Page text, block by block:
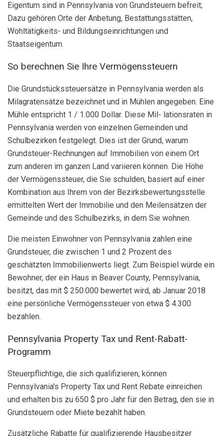
Eigentum sind in Pennsylvania von Grundsteuern befreit;
Dazu gehören Orte der Anbetung, Bestattungsstätten,
Wohltätigkeits- und Bildungseinrichtungen und
Staatseigentum.
So berechnen Sie Ihre Vermögenssteuern
Die Grundstückssteuersätze in Pennsylvania werden als
Milagratensätze bezeichnet und in Mühlen angegeben. Eine
Mühle entspricht 1 / 1.000 Dollar. Diese Mil- lationsraten in
Pennsylvania werden von einzelnen Gemeinden und
Schulbezirken festgelegt. Dies ist der Grund, warum
Grundsteuer-Rechnungen auf Immobilien von einem Ort
zum anderen im ganzen Land variieren können. Die Höhe
der Vermögenssteuer, die Sie schulden, basiert auf einer
Kombination aus Ihrem von der Bezirksbewertungsstelle
ermittelten Wert der Immobilie und den Meilensätzen der
Gemeinde und des Schulbezirks, in dem Sie wohnen.
Die meisten Einwohner von Pennsylvania zahlen eine
Grundsteuer, die zwischen 1 und 2 Prozent des
geschätzten Immobilienwerts liegt. Zum Beispiel würde ein
Bewohner, der ein Haus in Beaver County, Pennsylvania,
besitzt, das mit $ 250.000 bewertet wird, ab Januar 2018
eine persönliche Vermögenssteuer von etwa $ 4.300
bezahlen.
Pennsylvania Property Tax und Rent-Rabatt-
Programm
Steuerpflichtige, die sich qualifizieren, können
Pennsylvania's Property Tax und Rent Rebate einreichen
und erhalten bis zu 650 $ pro Jahr für den Betrag, den sie in
Grundsteuern oder Miete bezahlt haben.
Zusätzliche Rabatte für qualifizierende Hausbesitzer